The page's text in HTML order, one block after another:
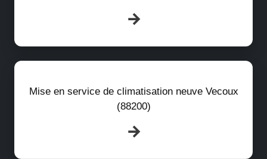
Mise en service de climatisation neuve Vecoux
(88200)